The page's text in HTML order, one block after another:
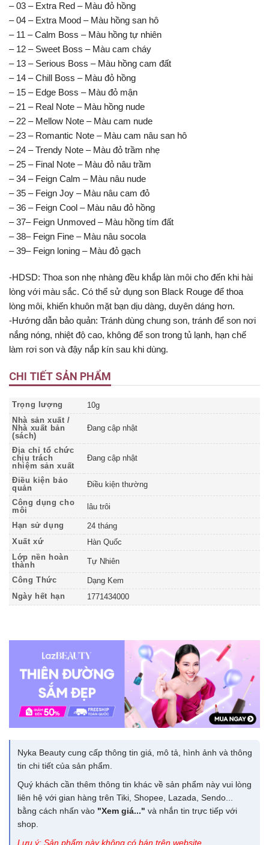
– 03 – Extra Red – Màu đỏ hồng
– 04 – Extra Mood – Màu hồng san hô
– 11 – Calm Boss – Màu hồng tự nhiên
– 12 – Sweet Boss – Màu cam cháy
– 13 – Serious Boss – Màu hồng cam đất
– 14 – Chill Boss – Màu đỏ hồng
– 15 – Edge Boss – Màu đỏ mận
– 21 – Real Note – Màu hồng nude
– 22 – Mellow Note – Màu cam nude
– 23 – Romantic Note – Màu cam nâu san hô
– 24 – Trendy Note – Màu đỏ trầm nhẹ
– 25 – Final Note – Màu đỏ nâu trầm
– 34 – Feign Calm – Màu nâu nude
– 35 – Feign Joy – Màu nâu cam đỏ
– 36 – Feign Cool – Màu nâu đỏ hồng
– 37– Feign Unmoved – Màu hồng tím đất
– 38– Feign Fine – Màu nâu socola
– 39– Feign loning – Màu đỏ gạch
-HDSD: Thoa son nhẹ nhàng đều khắp làn môi cho đến khi hài
lòng với màu sắc. Có thể sử dụng son Black Rouge để thoa
lòng môi, khiến khuôn mặt bạn dịu dàng, duyên dáng hơn.
-Hướng dẫn bảo quản: Tránh dùng chung son, tránh để son nơi
nắng nóng, nhiệt độ cao, không để son trong tủ lạnh, hạn chế
làm rơi son và đậy nắp kín sau khi dùng.
CHI TIẾT SẢN PHẨM
Trọng lượng
10g
Nhà sản xuất /
Nhà xuất bản
(sách)
Đang cập nhật
Địa chỉ tổ chức
chịu trách
nhiệm sản xuất
Đang cập nhật
Điều kiện bảo
quản
Điều kiện thường
Công dụng cho
môi
lâu trôi
Hạn sử dụng
24 tháng
Xuất xứ
Hàn Quốc
Lớp nền hoàn
thành
Tự Nhiên
Công Thức
Dạng Kem
Ngày hết hạn
1771434000
Nyka Beauty cung cấp thông tin giá, mô tả, hình ảnh và thông
tin chi tiết của sản phẩm.
Quý khách cần thêm thông tin khác về sản phẩm này vui lòng
liên hệ với gian hàng trên Tiki, Shopee, Lazada, Sendo...
bằng cách nhấn vào "Xem giá..." và nhắn tin trực tiếp với
shop.
Lưu ý: Sản phẩm này không có bán trên website.